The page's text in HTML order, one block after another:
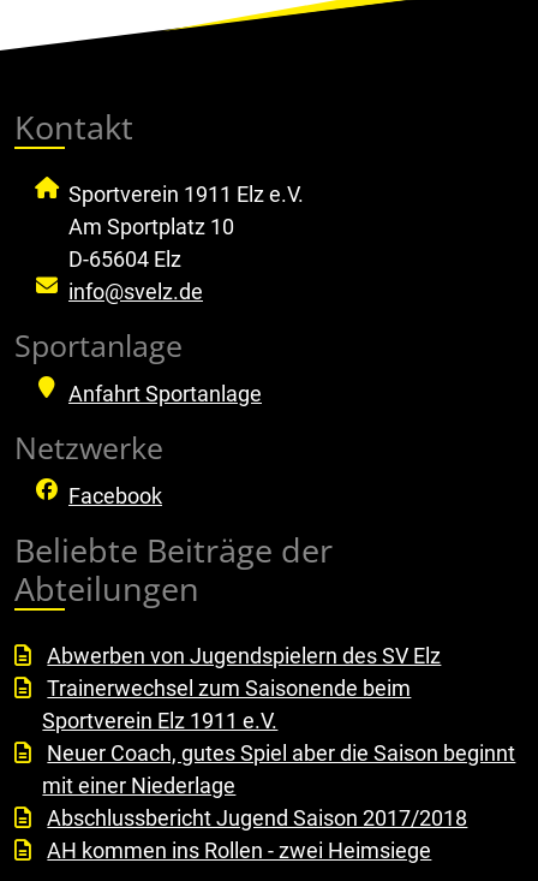
Kontakt
Sportverein 1911 Elz e.V.
Am Sportplatz 10
D-65604 Elz
info@svelz.de
Sportanlage
Anfahrt Sportanlage
Netzwerke
Facebook
Beliebte Beiträge der
Abteilungen
Abwerben von Jugendspielern des SV Elz
Trainerwechsel zum Saisonende beim
Sportverein Elz 1911 e.V.
Neuer Coach, gutes Spiel aber die Saison beginnt
mit einer Niederlage
Abschlussbericht Jugend Saison 2017/2018
AH kommen ins Rollen - zwei Heimsiege